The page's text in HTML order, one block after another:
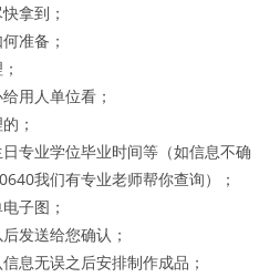
拿到；
准备；
用人单位看；
；
专业学位毕业时间等（如信息不确
我们有专业老师帮你查询）；
子图；
发送给您确认；
息无误之后安排制作成品；